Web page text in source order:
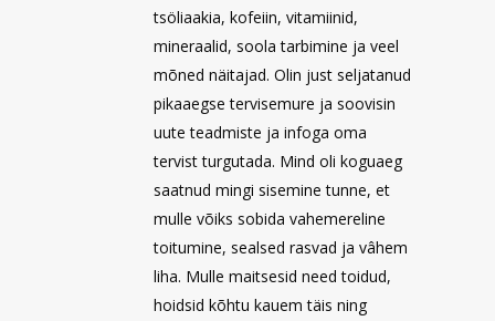
tsöliaakia, kofeiin, vitamiinid,
mineraalid, soola tarbimine ja veel
mõned näitajad. Olin just seljatanud
pikaaegse tervisemure ja soovisin
uute teadmiste ja infoga oma
tervist turgutada. Mind oli koguaeg
saatnud mingi sisemine tunne, et
mulle võiks sobida vahemereline
toitumine, sealsed rasvad ja vâhem
liha. Mulle maitsesid need toidud,
hoidsid kõhtu kauem täis ning